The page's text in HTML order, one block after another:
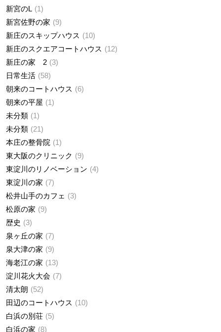
新宮のL
1
新宮佐野の家
9
新庄のスキップハウス
10
新庄のスクエアコートハウス
12
新庄の家 2 3
日常生活
58
朝来のコートハウス
6
朝来の平屋
1
未分類
1
未分類
21
本庄の整骨院
1
東大阪のクリニック
9
東淀川のリノベーション
4
東淀川の家
7
松井山手のカフェ
3
松原の家
9
歴史
3
泉ヶ丘の家
7
泉大津の家
9
海老江の家
13
淀川花火大会
7
清太朗
52
田辺のコートハウス
10
白浜の別荘
5
白浜の家
8